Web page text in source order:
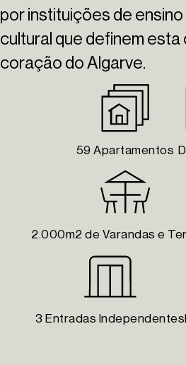
por instituições de ensino
cultural que definem esta
coração do Algarve.
59 Apartamentos
2.000m2 de Varandas e
3 Entradas Independentes